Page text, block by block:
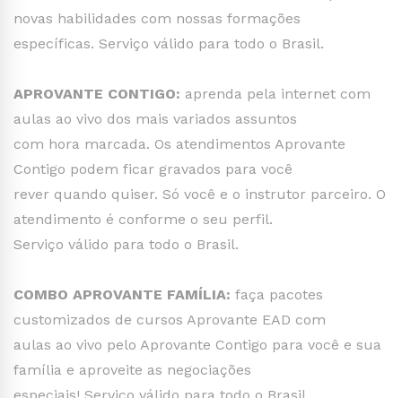
novas habilidades com nossas formações
específicas. Serviço válido para todo o Brasil.
APROVANTE CONTIGO: aprenda pela internet com
aulas ao vivo dos mais variados assuntos
com hora marcada. Os atendimentos Aprovante
Contigo podem ficar gravados para você
rever quando quiser. Só você e o instrutor parceiro. O
atendimento é conforme o seu perfil.
Serviço válido para todo o Brasil.
COMBO APROVANTE FAMÍLIA: faça pacotes
customizados de cursos Aprovante EAD com
aulas ao vivo pelo Aprovante Contigo para você e sua
família e aproveite as negociações